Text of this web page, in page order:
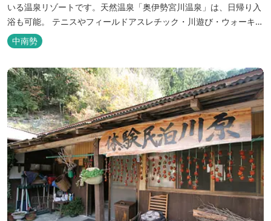
いる温泉リゾートです。天然温泉「奥伊勢宮川温泉」は、日帰り入
浴も可能。 テニスやフィールドアスレチック・川遊び・ウォーキン
グ・山登りの後は、岩風呂風の露天風呂と地元産季節の野草を月替
メニューの野草風呂と打たせ湯で思いっきりリフレッシュしてくだ
中南勢